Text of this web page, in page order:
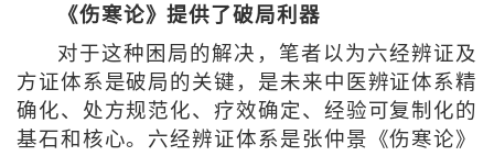
《伤寒论》提供了破局利器
对于这种困局的解决，笔者以为六经辨证及
方证体系是破局的关键，是未来中医辨证体系精
确化、处方规范化、疗效确定、经验可复制化的
基石和核心。六经辨证体系是张仲景《伤寒论》